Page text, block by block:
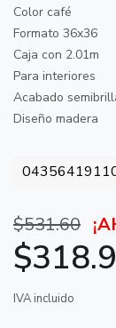
Color café
Formato 36x36
Caja con 2.01m
Para interiores
Acabado
Diseño madera
$531.60
IVA incluido